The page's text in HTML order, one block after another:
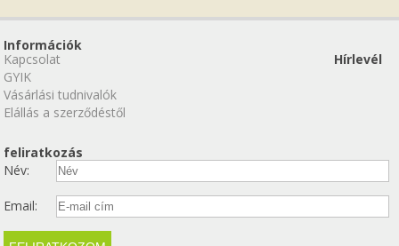
Információk
Kapcsolat
GYIK
Vásárlási tudnivalók
Elállás a szerződéstől
Hírlevél
feliratkozás
Név:
Email: